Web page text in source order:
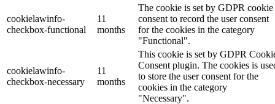
cookielawinfo-
checkbox-functional
11
months
The cookie is set by GDPR cookie
consent to record the user consent
for the cookies in the category
"Functional".
cookielawinfo-
checkbox-necessary
11
months
This cookie is set by GDPR
Consent plugin. The cookies is
to store the user consent for the
cookies in the category
"Necessary".